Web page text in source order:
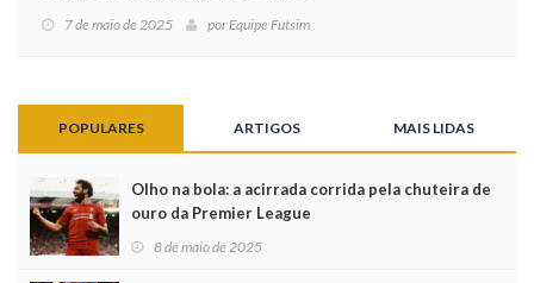
7 de maio de 2025 porEquipe Futsim
POPULARES ARTIGOS MAIS LIDAS
Olho na bola: a acirrada corrida pela chuteira de
ouro da Premier League
8 de maio de 2025